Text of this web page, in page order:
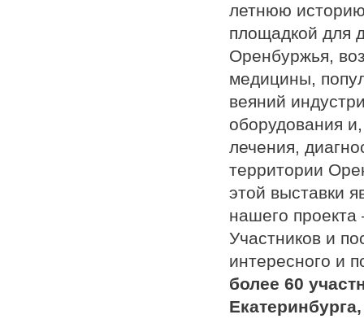
летнюю
площадкой для
Оренбуржья,
медицины,
веяний
оборудования
лечения,
территории
этой выставки
нашего
Участников и
интересного и
более 60